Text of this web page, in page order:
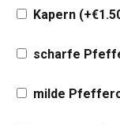
Kapern (+€
scharfe
milde